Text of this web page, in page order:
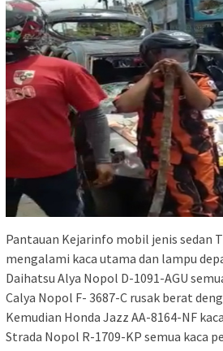
Pantauan Kejarinfo mobil jenis sedan
mengalami kaca utama dan lampu
Daihatsu Alya Nopol D-1091-AGU
Calya Nopol F- 3687-C rusak berat
Kemudian Honda Jazz AA-8164-NF
Strada Nopol R-1709-KP semua kaca